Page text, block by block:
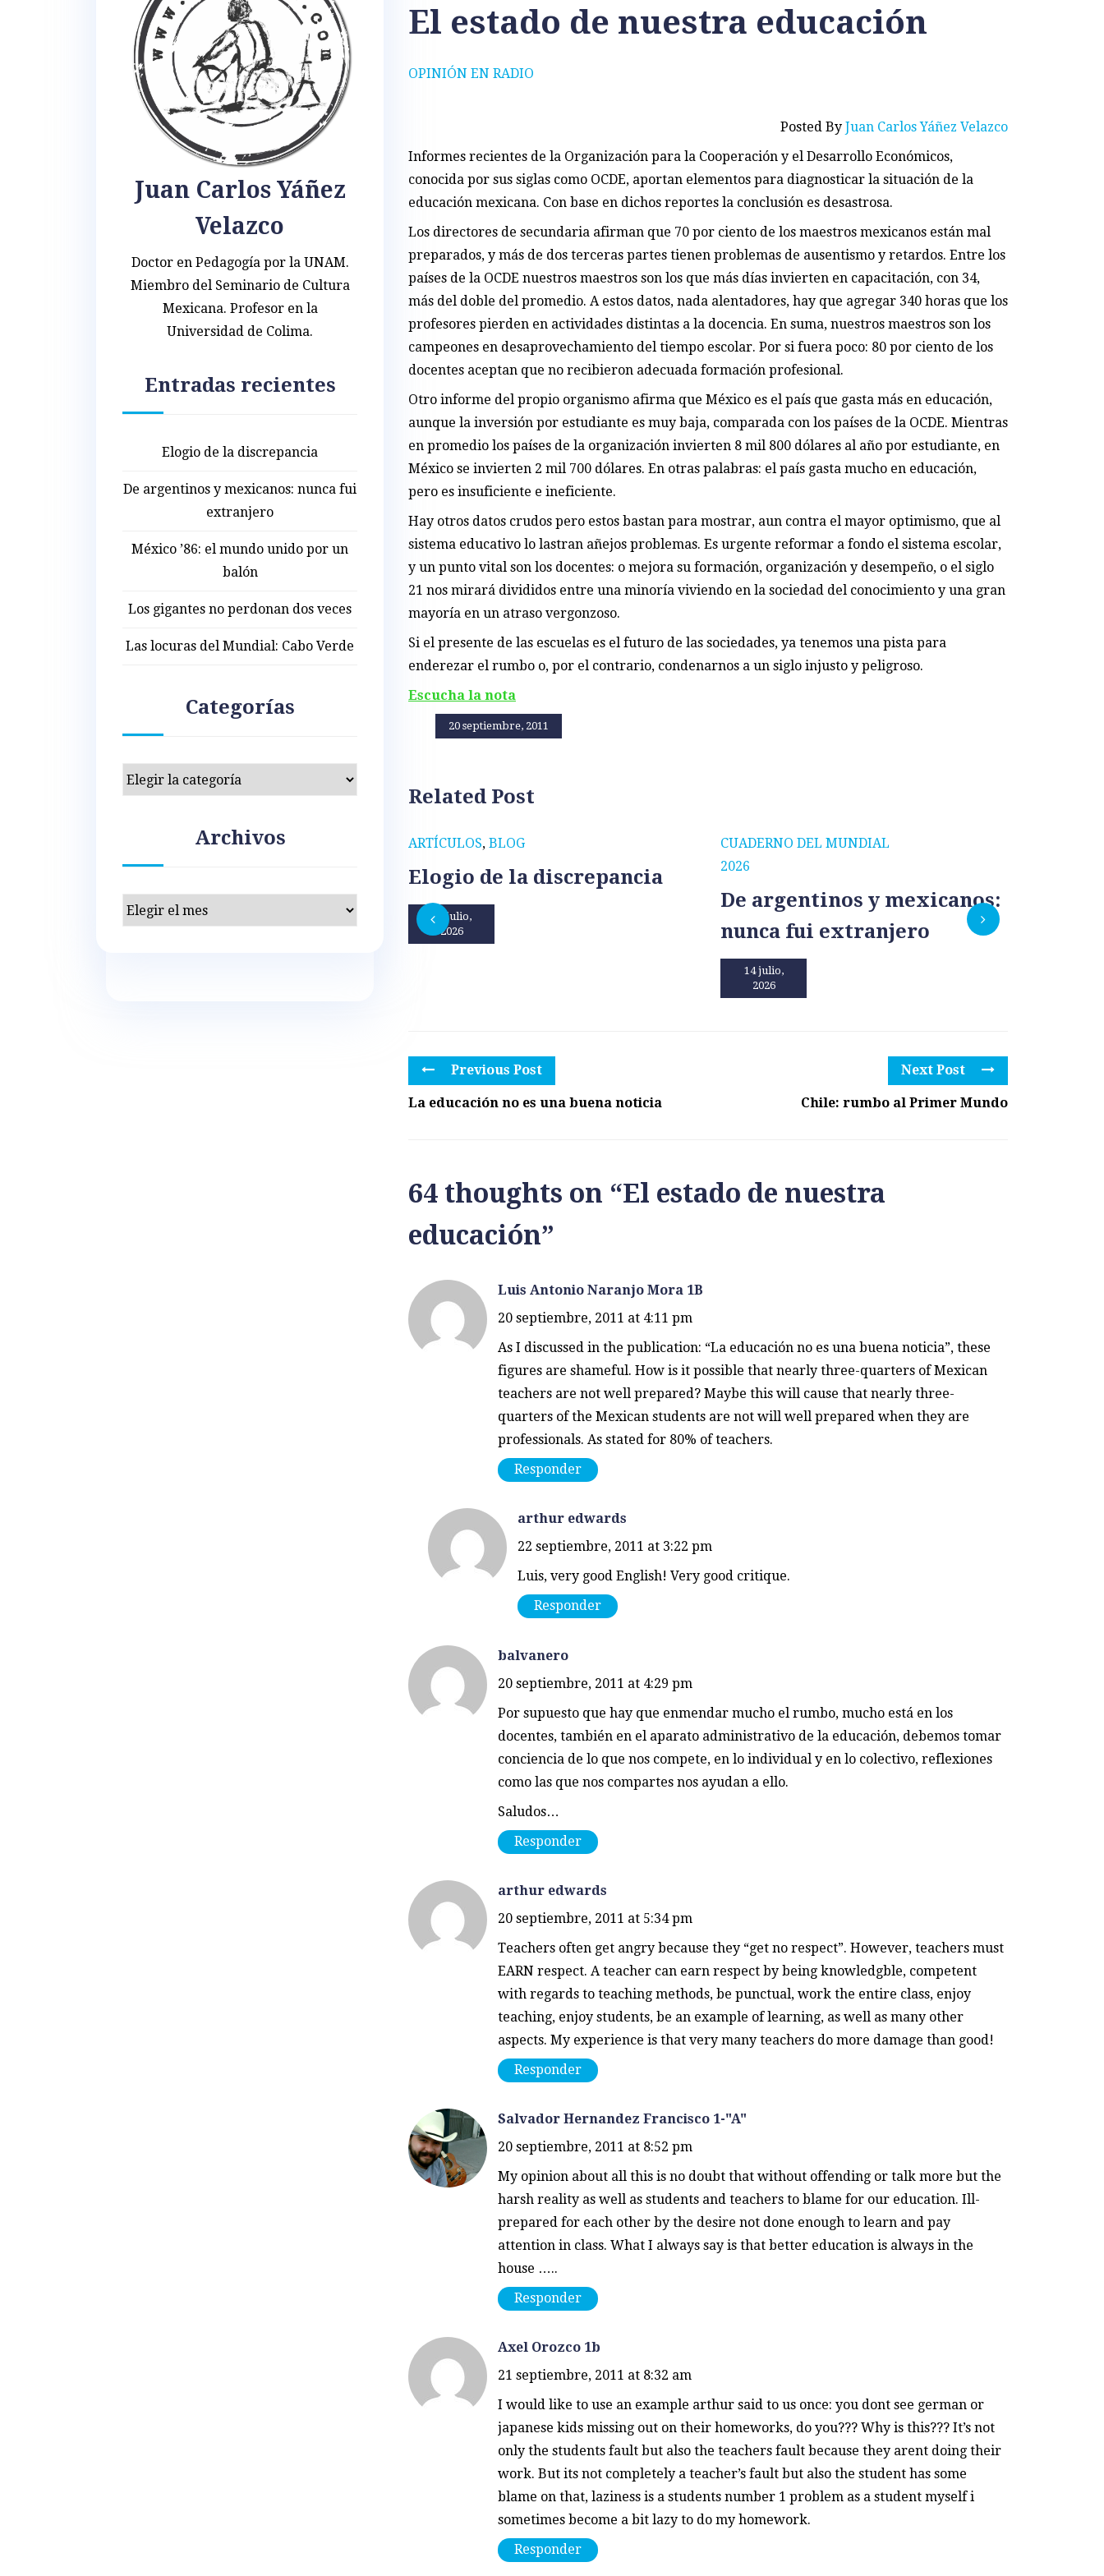
OPINIÓN EN RADIO
El estado de nuestra educación
20 septiembre, 2011
Posted By Juan Carlos Yáñez Velazco
Informes recientes de la Organización para la Cooperación y el Desarrollo Económicos,
conocida por sus siglas como OCDE, aportan elementos para diagnosticar la situación de la
educación mexicana. Con base en dichos reportes la conclusión es desastrosa.
Los directores de secundaria afirman que 70 por ciento de los maestros mexicanos están mal
preparados, y más de dos terceras partes tienen problemas de ausentismo y retardos. Entre los
países de la OCDE nuestros maestros son los que más días invierten en capacitación, con 34,
más del doble del promedio. A estos datos, nada alentadores, hay que agregar 340 horas que los
profesores pierden en actividades distintas a la docencia. En suma, nuestros maestros son los
campeones en desaprovechamiento del tiempo escolar. Por si fuera poco: 80 por ciento de los
docentes aceptan que no recibieron adecuada formación profesional.
Otro informe del propio organismo afirma que México es el país que gasta más en educación,
aunque la inversión por estudiante es muy baja, comparada con los países de la OCDE. Mientras
en promedio los países de la organización invierten 8 mil 800 dólares al año por estudiante, en
México se invierten 2 mil 700 dólares. En otras palabras: el país gasta mucho en educación,
pero es insuficiente e ineficiente.
Hay otros datos crudos pero estos bastan para mostrar, aun contra el mayor optimismo, que al
sistema educativo lo lastran añejos problemas. Es urgente reformar a fondo el sistema escolar,
y un punto vital son los docentes: o mejora su formación, organización y desempeño, o el siglo
21 nos mirará divididos entre una minoría viviendo en la sociedad del conocimiento y una gran
mayoría en un atraso vergonzoso.
Si el presente de las escuelas es el futuro de las sociedades, ya tenemos una pista para
enderezar el rumbo o, por el contrario, condenarnos a un siglo injusto y peligroso.
Escucha la nota
Related Post
ARTÍCULOS, BLOG
Elogio de la discrepancia
31 julio,
2026
CUADERNO DEL MUNDIAL
2026
De argentinos y mexicanos:
nunca fui extranjero
14 julio,
2026
Previous Post
La educación no es una buena noticia
Next Post
Chile: rumbo al Primer Mundo
64 thoughts on “El estado de nuestra
educación”
Luis Antonio Naranjo Mora 1B
20 septiembre, 2011 at 4:11 pm
As I discussed in the publication: “La educación no es una buena noticia”, these
figures are shameful. How is it possible that nearly three-quarters of Mexican
teachers are not well prepared? Maybe this will cause that nearly three-
quarters of the Mexican students are not will well prepared when they are
professionals. As stated for 80% of teachers.
Responder
arthur edwards
22 septiembre, 2011 at 3:22 pm
Luis, very good English! Very good critique.
Responder
balvanero
20 septiembre, 2011 at 4:29 pm
Por supuesto que hay que enmendar mucho el rumbo, mucho está en los
docentes, también en el aparato administrativo de la educación, debemos tomar
conciencia de lo que nos compete, en lo individual y en lo colectivo, reflexiones
como las que nos compartes nos ayudan a ello.
Saludos…
Responder
arthur edwards
20 septiembre, 2011 at 5:34 pm
Teachers often get angry because they “get no respect”. However, teachers must
EARN respect. A teacher can earn respect by being knowledgble, competent
with regards to teaching methods, be punctual, work the entire class, enjoy
teaching, enjoy students, be an example of learning, as well as many other
aspects. My experience is that very many teachers do more damage than good!
Responder
Salvador Hernandez Francisco 1-"A"
20 septiembre, 2011 at 8:52 pm
My opinion about all this is no doubt that without offending or talk more but the
harsh reality as well as students and teachers to blame for our education. Ill-
prepared for each other by the desire not done enough to learn and pay
attention in class. What I always say is that better education is always in the
house …..
Responder
Axel Orozco 1b
21 septiembre, 2011 at 8:32 am
I would like to use an example arthur said to us once: you dont see german or
japanese kids missing out on their homeworks, do you??? Why is this??? It’s not
only the students fault but also the teachers fault because they arent doing their
work. But its not completely a teacher’s fault but also the student has some
blame on that, laziness is a students number 1 problem as a student myself i
sometimes become a bit lazy to do my homework.
Responder
Juan Carlos Yáñez
Velazco
Doctor en Pedagogía por la UNAM.
Miembro del Seminario de Cultura
Mexicana. Profesor en la
Universidad de Colima.
Entradas recientes
Elogio de la discrepancia
De argentinos y mexicanos: nunca fui
extranjero
México ’86: el mundo unido por un
balón
Los gigantes no perdonan dos veces
Las locuras del Mundial: Cabo Verde
Categorías
Categorías
Archivos
Archivos